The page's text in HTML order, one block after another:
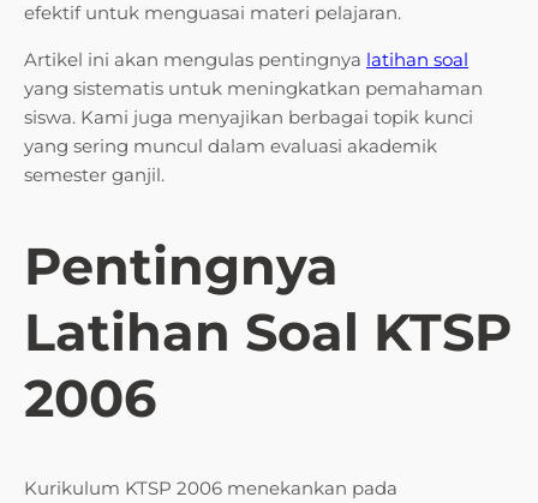
efektif untuk menguasai materi pelajaran.
Artikel ini akan mengulas pentingnya latihan soal
yang sistematis untuk meningkatkan pemahaman
siswa. Kami juga menyajikan berbagai topik kunci
yang sering muncul dalam evaluasi akademik
semester ganjil.
Pentingnya
Latihan Soal KTSP
2006
Kurikulum KTSP 2006 menekankan pada